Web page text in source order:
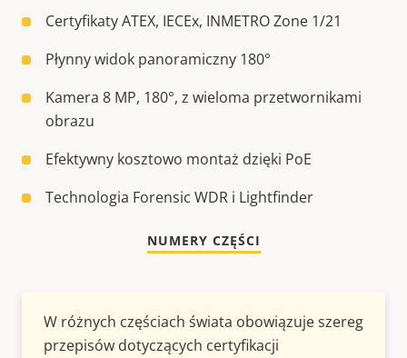
Certyfikaty ATEX, IECEx, INMETRO Zone 1/21
Płynny widok panoramiczny 180°
Kamera 8 MP, 180°, z wieloma przetwornikami
obrazu
Efektywny kosztowo montaż dzięki PoE
Technologia Forensic WDR i Lightfinder
NUMERY CZĘŚCI
W różnych częściach świata obowiązuje szereg
przepisów dotyczących certyfikacji